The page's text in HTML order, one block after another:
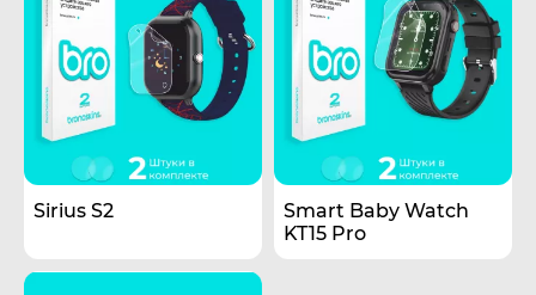
Sirius S2
Smart Baby Watch
KT15 Pro